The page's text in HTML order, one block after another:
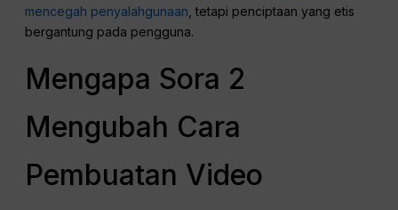
mencegah penyalahgunaan , tetapi penciptaan yang etis
bergantung pada pengguna.
Mengapa Sora 2
Mengubah Cara
Pembuatan Video